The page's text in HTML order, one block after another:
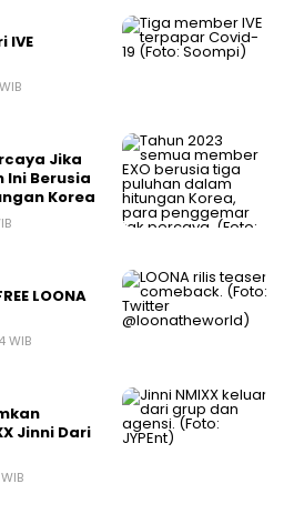
IVE
Jika
Ini Berusia
Korea
LOONA
WIB
Jinni Dari